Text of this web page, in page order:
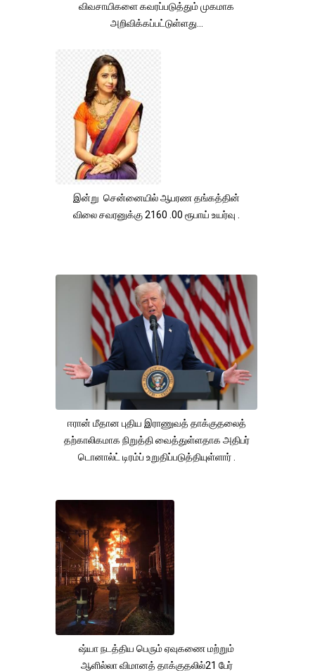
விவசாயிகளை கவரப்படுத்தும் முகமாக
அறிவிக்கப்பட்டுள்ளது...
இன்று சென்னையில் ஆபரண தங்கத்தின்
விலை சவரனுக்கு 2160 .00 ரூபாய் உயர்வு .
ஈரான் மீதான புதிய இராணுவத் தாக்குதலைத்
தற்காலிகமாக நிறுத்தி வைத்துள்ளதாக அதிபர்
டொனால்ட் டிரம்ப் உறுதிப்படுத்தியுள்ளார் .
ஷ்யா நடத்திய பெரும் ஏவுகணை மற்றும்
ஆளில்லா விமானத் தாக்குதலில்21 பேர்